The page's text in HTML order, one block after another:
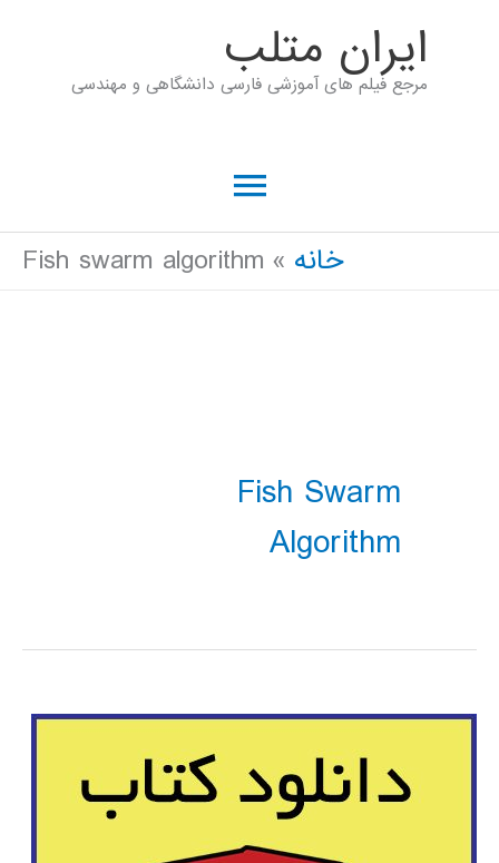
ايران متلب
مرجع فیلم های آموزشی فارسی دانشگاهی و مهندسی
فهرست
اصلی
خانه Fish swarm algorithm
Fish Swarm
Algorithm